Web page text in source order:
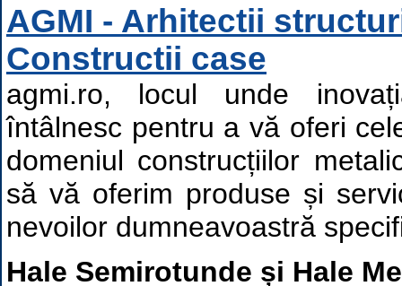
AGMI - Arhitectii
Constructii case
agmi.ro, locul unde
întâlnesc pentru a vă oferi
domeniul construcțiilor
să vă oferim produse și
nevoilor dumneavoastră
Hale Semirotunde și Hale